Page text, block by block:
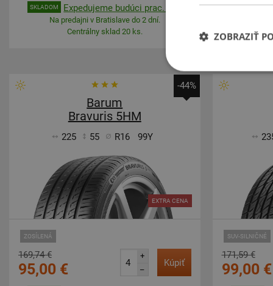
SKLADOM Expedujeme budúci prac. deň
Na predajni v Bratislave do 2 dní.
Centrálny sklad 20 ks.
SKLADOM
-44%
Barum
Bravuris 5HM
225 55 R16 99Y
ZOSÍLENÁ
EXTRA CENA
169,74 €
95,00 €
+
–
Kúpiť
SUV-SILNIČNÉ
171,59 €
99,00 €
ZOBRAZIŤ